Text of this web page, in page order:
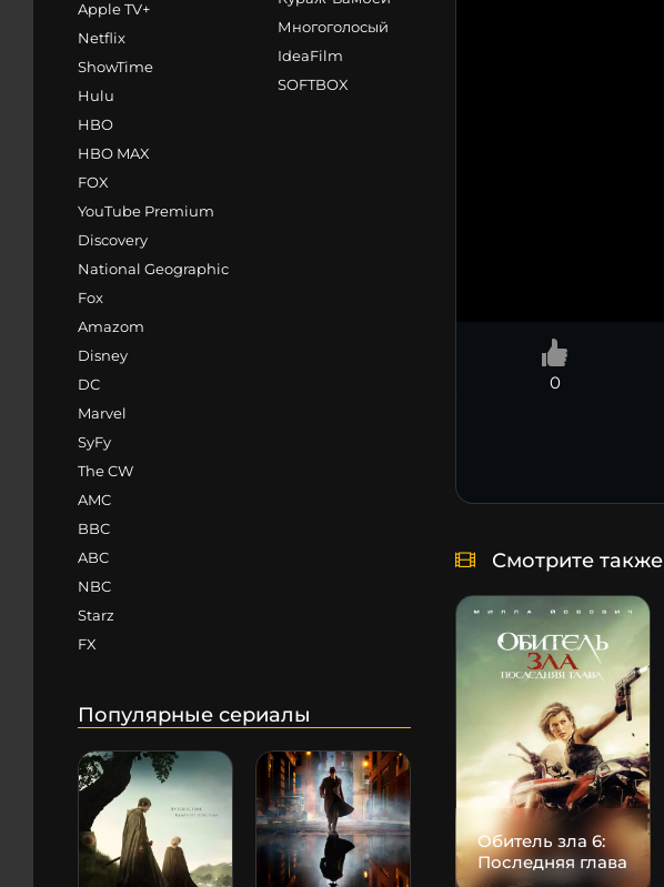
Apple TV+
Netflix
ShowTime
Hulu
HBO
HBO MAX
FOX
YouTube Premium
Discovery
National Geographic
Fox
Amazom
Disney
DC
Marvel
SyFy
The CW
AMC
BBC
ABC
NBC
Starz
FX
Многоголосый
IdeaFilm
SOFTBOX
Популярные сериалы
0
Смотрите также
Обитель зла 6:
Последняя глава